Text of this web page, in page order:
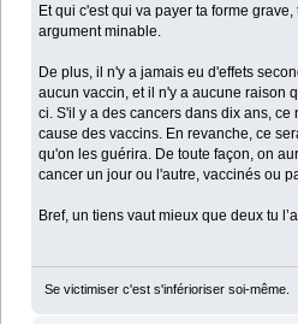
Et qui c'est qui va payer ta forme
argument minable.
De plus, il n'y a jamais eu d'effets
aucun vaccin, et il n'y a aucune raison
ci. S'il y a des cancers dans dix ans, ce
cause des vaccins. En revanche, ce
qu'on les guérira. De toute façon, on
cancer un jour ou l'autre, vaccinés ou
Bref, un tiens vaut mieux que deux tu
Se victimiser c'est s'inférioriser soi-même.